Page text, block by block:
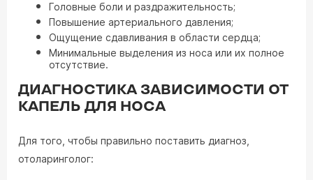
Головные боли и раздражительность;
Повышение артериального давления;
Ощущение сдавливания в области сердца;
Минимальные выделения из носа или их полное
отсутствие.
ДИАГНОСТИКА ЗАВИСИМОСТИ ОТ
КАПЕЛЬ ДЛЯ НОСА
Для того, чтобы правильно поставить диагноз,
отоларинголог: